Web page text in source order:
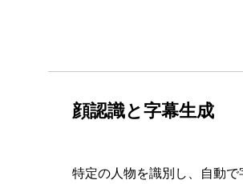
顔認識と字幕生成
特定の人物を識別し、自動で